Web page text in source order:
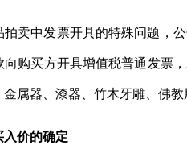
拍卖中发票开具的特殊问题，
向购买方开具增值税普通发票
属器、漆器、竹木牙雕、佛
入价的确定